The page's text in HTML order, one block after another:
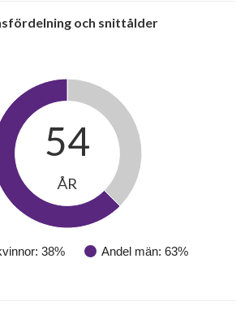
och snittålder
38% Andel män: 63%
54
ÅR